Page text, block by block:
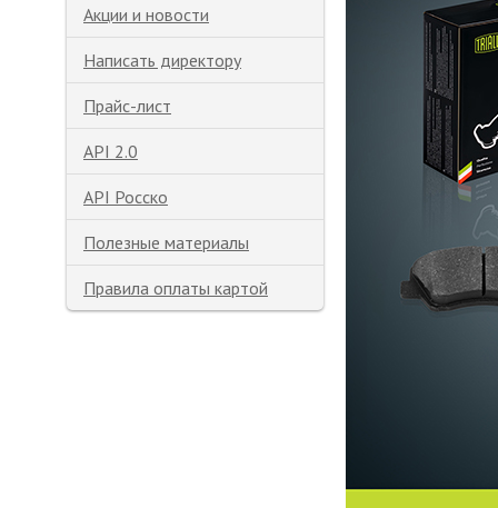
Акции и новости
Написать директору
Прайс-лист
API 2.0
API Росско
Полезные материалы
Правила оплаты картой